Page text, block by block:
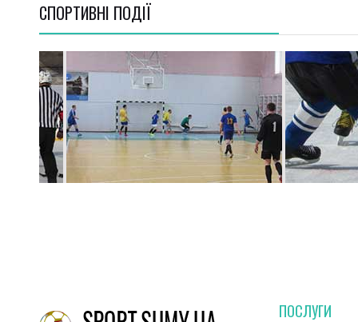
СПОРТИВНI ПОДІЇ
ПОСЛУГИ